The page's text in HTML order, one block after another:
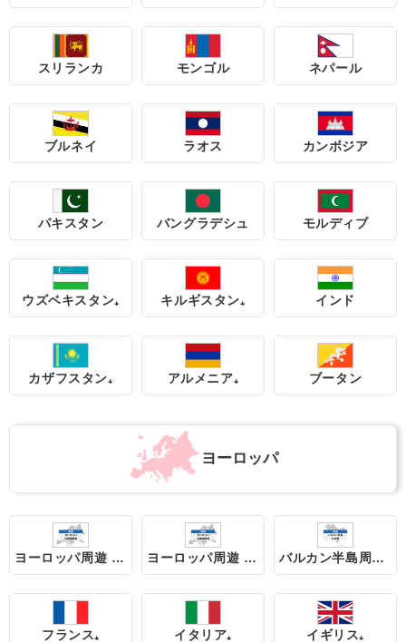
スリランカ モンゴル ネパール
ブルネイ ラオス カンボジア
パキスタン バングラデシュ モルディブ
ウズベキスタン₊ キルギスタン₊ インド
カザフスタン₊ アルメニア₊ ブータン
ヨーロッパ
ヨーロッパ周遊 49地域 ヨーロッパ周遊 41地域 バルカン半島周遊 11地域
フランス₊ イタリア₊ イギリス₊